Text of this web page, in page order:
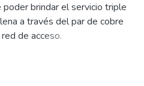
encuentra por debajo del
estudiantes y docentes
brindar el servicio triple
a través del par de cobre
de acceso.